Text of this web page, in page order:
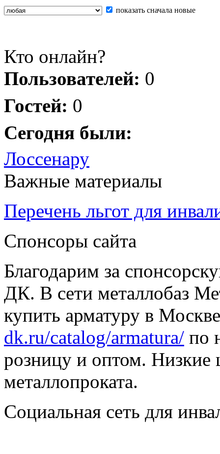
показать сначала новые
Кто онлайн?
Пользователей: 0
Гостей: 0
Сегодня были:
Лоссенару
Важные материалы
Перечень льгот для
Спонсоры сайта
Благодарим за
ДК. В сети металлобаз
купить арматуру в
dk.ru/catalog/armatura/ по
розницу и оптом. Низкие
металлопроката.
Социальная сеть для